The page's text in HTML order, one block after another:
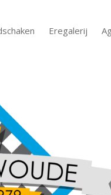
menu Eregalerij